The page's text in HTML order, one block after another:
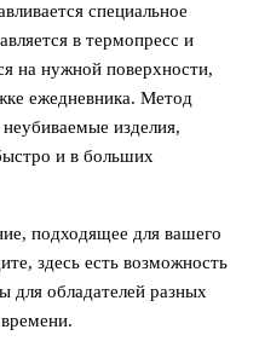
специальное
в термопресс и
на нужной поверхности,
ежедневника. Метод
изделия,
и в больших
подходящее для вашего
здесь есть возможность
для обладателей разных